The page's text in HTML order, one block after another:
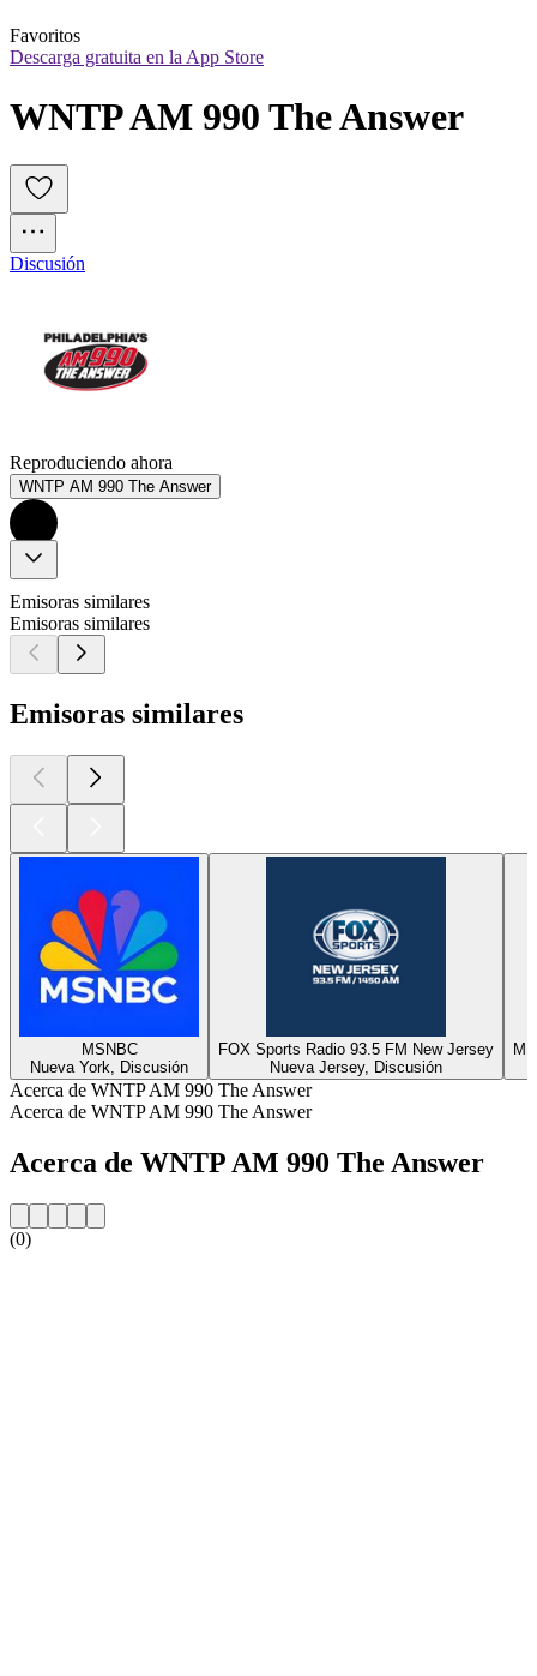
Favoritos
Descarga gratuita en la App Store
WNTP AM 990 The Answer
Discusión
Reproduciendo ahora
WNTP AM 990 The Answer
Emisoras similares
Emisoras similares
Emisoras similares
MSNBC
Nueva York, Discusión
FOX Sports Radio 93.5 FM New Jersey
Nueva Jersey, Discusión
Acerca de WNTP AM 990 The Answer
Acerca de WNTP AM 990 The Answer
Acerca de WNTP AM 990 The Answer
(0)